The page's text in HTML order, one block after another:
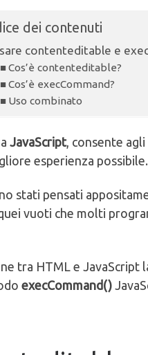
dei contenuti
contenteditable e
Cos’è contenteditable?
Cos’è execCommand?
Uso combinato
JavaScript , consente
esperienza possibile.
stati pensati
vuoti che molti
tra HTML e
execCommand()